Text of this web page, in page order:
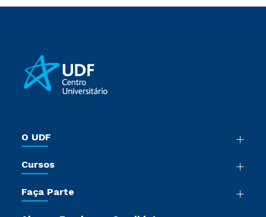
O UDF
Sala de Imprensa
Sou Colaborador
Cursos
Pós-Graduação
Faça Parte